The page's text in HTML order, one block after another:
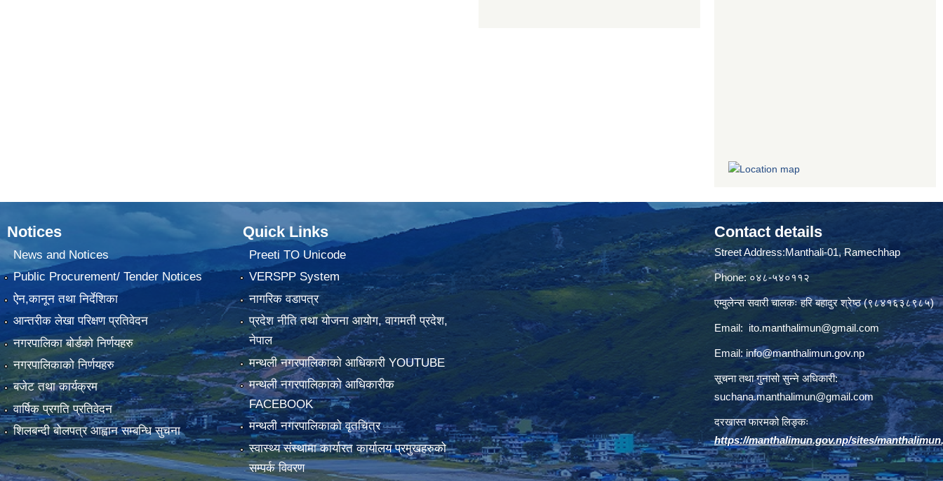
Notices
News and Notices
Public Procurement/ Tender Notices
ऐन,कानून तथा निर्देशिका
आन्तरीक लेखा परिक्षण प्रतिवेदन
नगरपालिका बोर्डको निर्णयहरु
नगरपालिकाको निर्णयहरु
बजेट तथा कार्यक्रम
वार्षिक प्रगति प्रतिवेदन
शिलबन्दी बोलपत्र आह्वान सम्बन्धि सुचना
Quick Links
Preeti TO Unicode
VERSPP System
नागरिक वडापत्र
प्रदेश नीति तथा योजना आयोग, वागमती प्रदेश,
नेपाल
मन्थली नगरपालिकाको आधिकारी YOUTUBE
मन्थली नगरपालिकाको आधिकारीक
FACEBOOK
मन्थली नगरपालिकाको वृतचित्र
स्वास्थ्य संस्थामा कार्यारत कार्यालय प्रमुखहरुको
सम्पर्क विवरण
Contact details
Street Address:Manthali-01, Ramechhap
Phone: ०४८-५४०११२
एम्वुलेन्स सवारी चालकः हरि बहादुर श्रेष्ठ (९८४१६३८९८५)
Email: ito.manthalimun@gmail.com
Email:info@manthalimun.gov.np
सूचना तथा गुनासो सुन्ने अधिकारी:
suchana.manthalimun@gmail.com
दरखास्त फारमको लिङ्कः
https://manthalimun.gov.np/sites/